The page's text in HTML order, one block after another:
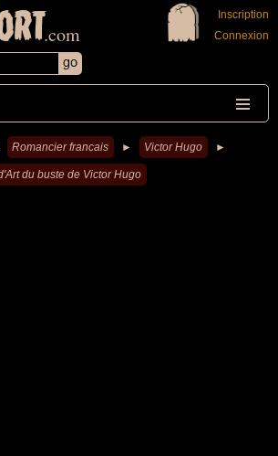
.com
Inscription
Connexion
Romancier francais ► Victor Hugo ►
du buste de Victor Hugo